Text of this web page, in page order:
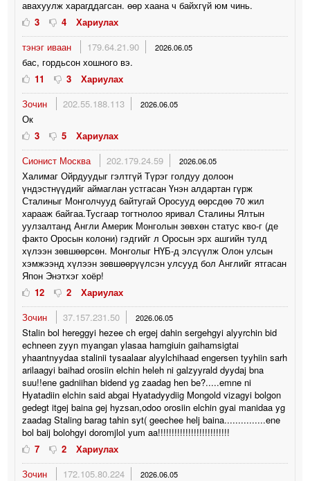
авахуулж харагддагсан. өөр хаана ч байхгүй юм чинь.
3
4
Хариулах
тэнэг иваан
179.64.21.90 2026.06.05
бас, гордьсон хошного вэ.
11
3
Хариулах
Зочин
202.55.188.113 2026.06.05
Ок
3
5
Хариулах
Сионист Москва
202.179.24.59 2026.06.05
Халимаг Ойрдуудыг гэлтгүй Түрэг голдуу долоон
үндэстнүүдийг аймаглан устгасан Үнэн алдартан гүрж
Сталиныг Монголчууд байтугай Оросууд өөрсдөө 70 жил
харааж байгаа.Тусгаар тогтнолоо яривал Сталины Ялтын
уулзалтанд Англи Америк Монголын зөвхөн статус кво-г (де
факто Оросын колони) гэдгийг л Оросын эрх ашгийн тулд
хүлээн зөвшөөрсөн. Монголыг НҮБ-д элсүүлж Олон улсын
хэмжээнд хүлээн зөвшөөрүүлсэн улсууд бол Английг ятгасан
Япон Энэтхэг хоёр!
12
2
Хариулах
Зочин
37.157.231.50 2026.06.05
Stalin bol hereggyi hezee ch ergej dahin sergehgyi alyyrchin bid
echneen zyyn myangan ylasaa hamgiuin gaihamsigtai
yhaantnyydaa stalinii tysaalaar alyylchihaad engersen tyyhiin sarh
arilaagyi baihad orosiin elchin heleh ni galzyyrald dyydaj bna
suu!!ene gadniihan bidend yg zaadag hen be?.....emne ni
Hyatadiin elchin said abgai Hyatadyydiig Mongold vizagyi bolgon
gedegt itgej baina gej hyzsan,odoo orosiin elchin gyai manidaa yg
zaadag Staling barag tahin syt( geechee helj baina...............ene
bol baij bolohgyi doromjlol yum aa!!!!!!!!!!!!!!!!!!!!!!!!!!
7
2
Хариулах
Зочин
172.105.80.224 2026.06.05